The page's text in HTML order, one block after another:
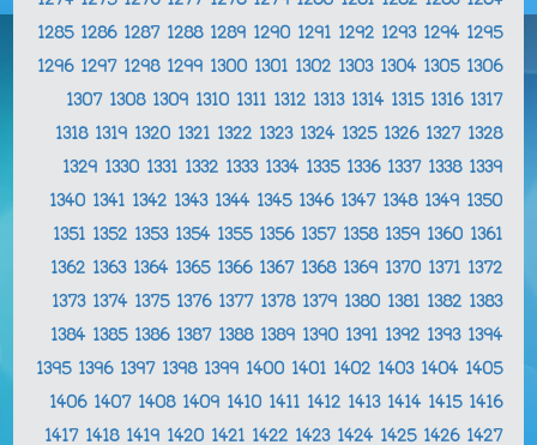
1285 1286 1287 1288 1289 1290 1291 1292 1293 1294 1295
1296 1297 1298 1299 1300 1301 1302 1303 1304 1305 1306
1307 1308 1309 1310 1311 1312 1313 1314 1315 1316 1317
1318 1319 1320 1321 1322 1323 1324 1325 1326 1327 1328
1329 1330 1331 1332 1333 1334 1335 1336 1337 1338 1339
1340 1341 1342 1343 1344 1345 1346 1347 1348 1349 1350
1351 1352 1353 1354 1355 1356 1357 1358 1359 1360 1361
1362 1363 1364 1365 1366 1367 1368 1369 1370 1371 1372
1373 1374 1375 1376 1377 1378 1379 1380 1381 1382 1383
1384 1385 1386 1387 1388 1389 1390 1391 1392 1393 1394
1395 1396 1397 1398 1399 1400 1401 1402 1403 1404 1405
1406 1407 1408 1409 1410 1411 1412 1413 1414 1415 1416
1417 1418 1419 1420 1421 1422 1423 1424 1425 1426 1427